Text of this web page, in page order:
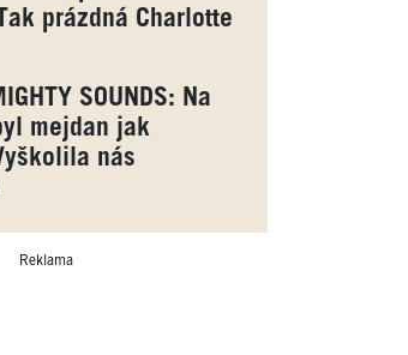
prázdná Charlotte
SOUNDS: Na
mejdan jak
nás
Reklama